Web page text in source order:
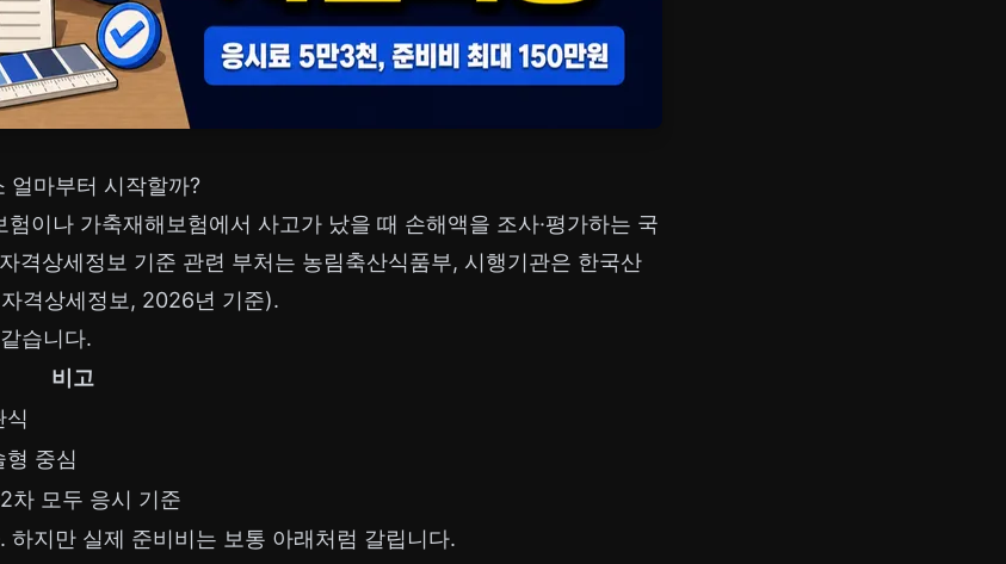
얼마부터 시작할까?
이나 가축재해보험에서 사고가 났을 때 손해액을 조사·평가하는 국
격상세정보 기준 관련 부처는 농림축산식품부, 시행기관은 한국산
격상세정보, 2026년 기준).
습니다.
비고
식
형 중심
차 모두 응시 기준
하지만 실제 준비비는 보통 아래처럼 갈립니다.